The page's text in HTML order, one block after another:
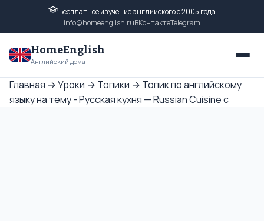
Бесплатное изучение английского с 2005 года
info@homeenglish.ruВКонтактеTelegram
HomeEnglish
Английский дома
Главная →Уроки → Топики → Топик по английскому
языку на тему - Русская кухня — Russian Cuisine с